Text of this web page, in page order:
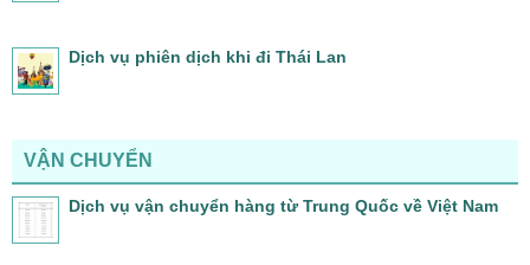
Dịch vụ phiên dịch khi đi Thái Lan
VẬN CHUYỂN
Dịch vụ vận chuyển hàng từ Trung Quốc về Việt Nam